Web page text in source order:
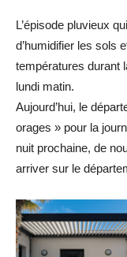
L’épisode pluvieux
d’humidifier les sols
températures durant
lundi matin.
Aujourd’hui, le
orages » pour la
nuit prochaine, de
arriver sur le